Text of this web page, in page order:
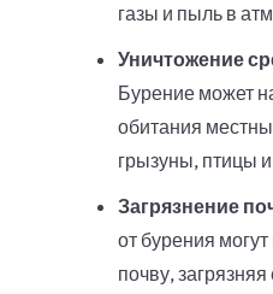
газы и пыль в
Уничтожение
Бурение может
обитания
грызуны, птицы
Загрязнение
от бурения
почву,